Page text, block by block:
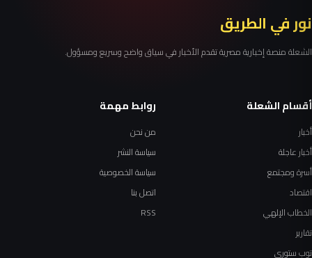
نور في الطريق
الشعلة منصة إخبارية مصرية تقدم الأخبار في سياق واضح وسريع ومسؤول.
أقسام الشعلة
أخبار
أخبار عاجلة
أسرة ومجتمع
اقتصاد
الخطاب الإلهي
تقارير
توب ستوري
روابط مهمة
من نحن
سياسة النشر
سياسة الخصوصية
اتصل بنا
RSS